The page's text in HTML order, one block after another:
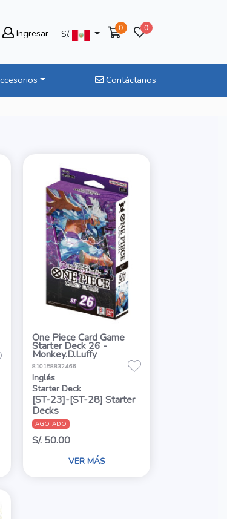
Ingresar S/.
0 0
Contáctanos
One Piece Card Game
Starter Deck 26 -
Monkey.D.Luffy
810158832466
Inglés
Starter Deck
[ST-23]-[ST-28] Starter
Decks
AGOTADO
S/. 50.00
VER MÁS